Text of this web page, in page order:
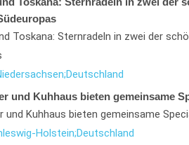
Toskana: Sternradeln in zwei der
Deutschland
und Kuhhaus bieten gemeinsame
und Kuhhaus bieten gemeinsame
Holstein;Deutschland